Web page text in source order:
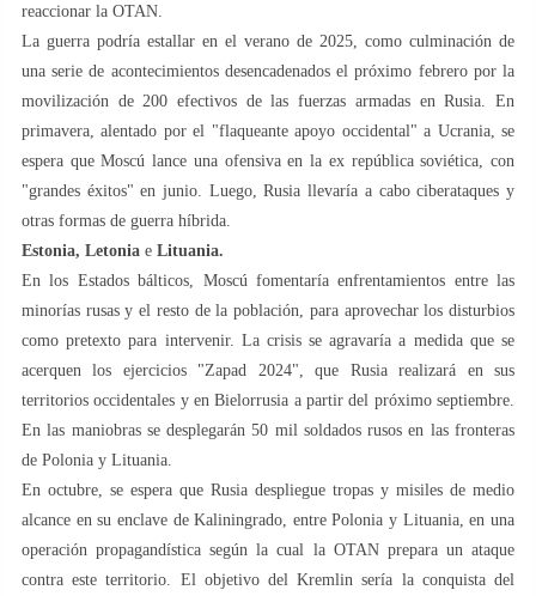
reaccionar la OTAN.
La guerra podría estallar en el verano de 2025, como culminación de
una serie de acontecimientos desencadenados el próximo febrero por la
movilización de 200 efectivos de las fuerzas armadas en Rusia. En
primavera, alentado por el "flaqueante apoyo occidental" a Ucrania, se
espera que Moscú lance una ofensiva en la ex república soviética, con
"grandes éxitos" en junio. Luego, Rusia llevaría a cabo ciberataques y
otras formas de guerra híbrida.
Estonia, Letonia e Lituania.
En los Estados bálticos, Moscú fomentaría enfrentamientos entre las
minorías rusas y el resto de la población, para aprovechar los disturbios
como pretexto para intervenir. La crisis se agravaría a medida que se
acerquen los ejercicios "Zapad 2024", que Rusia realizará en sus
territorios occidentales y en Bielorrusia a partir del próximo septiembre.
En las maniobras se desplegarán 50 mil soldados rusos en las fronteras
de Polonia y Lituania.
En octubre, se espera que Rusia despliegue tropas y misiles de medio
alcance en su enclave de Kaliningrado, entre Polonia y Lituania, en una
operación propagandística según la cual la OTAN prepara un ataque
contra este territorio. El objetivo del Kremlin sería la conquista del